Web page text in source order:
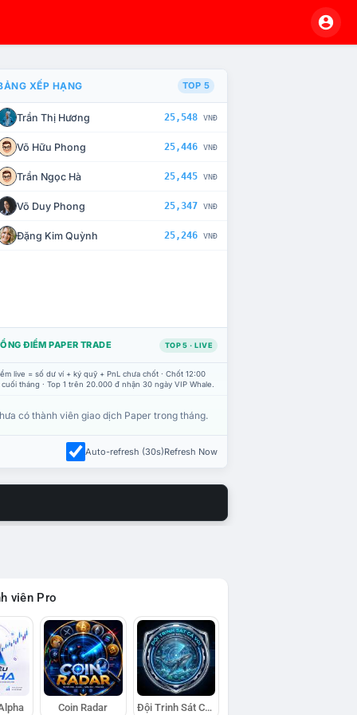
CHẾ TÀI XỬ LÝ VI PHẠM
XẾP HẠNG TOP 5
Trần Thị Hương 25,548 VNĐ
Võ Hữu Phong 25,446 VNĐ
Trần Ngọc Hà 25,445 VNĐ
Võ Duy Phong 25,347 VNĐ
Đặng Kim Quỳnh 25,246 VNĐ
ĐIỂM PAPER TRADE TOP 5 · LIVE
live = số dư ví + ký quỹ + PnL chưa chốt · Chốt 12:00
tháng · Top 1 trên 20.000 đ nhận 30 ngày VIP Whale.
có thành viên giao dịch Paper trong tháng.
Auto-refresh (30s)Refresh Now
viên Pro
Coin Radar Đội Trinh Sát Cá Voi